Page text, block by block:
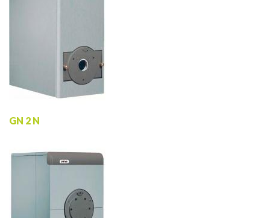
GN 2 N